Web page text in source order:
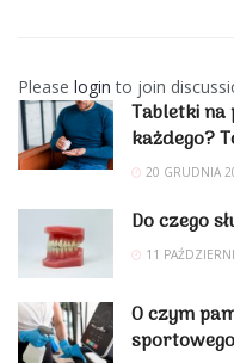
Please login to join
Tabletki na
każdego?
20 GRUDNIA
Do czego
11
O czym